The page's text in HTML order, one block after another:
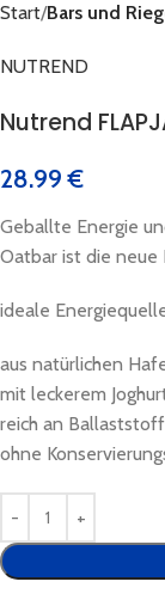
Start Bars und
NUTREND
Nutrend
28.99€
Geballte Energie
Oatbar ist die
ideale
aus natürlichen
mit leckerem
reich an
ohne